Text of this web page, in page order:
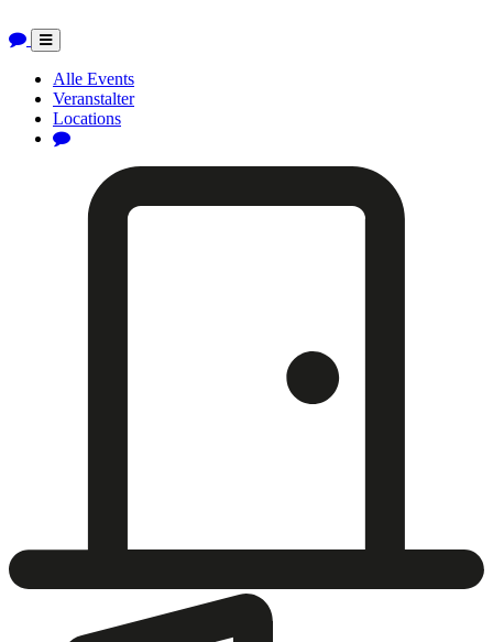
Toggle
navigation
Alle Events
Veranstalter
Locations